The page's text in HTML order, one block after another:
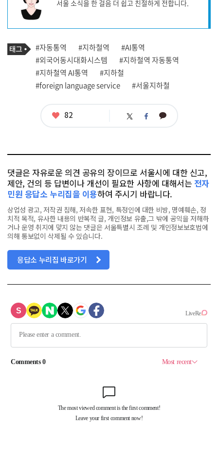
프
필
서울 소식을 한 걸음 더 쉽고 친절하게 전합니다.
기
사
관
련
태
그
태
그
#자동통역 #지하철역
#AI통역
#외국어동시대화시스템
#지하철역 자동통역
#지하철역 AI통역
#지하철
#foreign language service
#서울지하철
좋
82 트 페 카
댓글은 자유로운 의견 공유의 장이므로 서울시에 대한 신고,
제안, 건의 등 답변이나 개선이 필요한 사항에 대해서는 전자
민원 응답소 누리집을 이용하여 주시기 바랍니다.
상업성 광고, 저작권 침해, 저속한 표현, 특정인에 대한 비방, 명예훼손, 정
치적 목적, 유사한 내용의 반복적 글, 개인정보 유출,그 밖에 공익을 저해하
거나 운영 취지에 맞지 않는 댓글은 서울특별시 조례 및 개인정보보호법에
의해 통보없이 삭제될 수 있습니다.
응답소 누리집 바로가기